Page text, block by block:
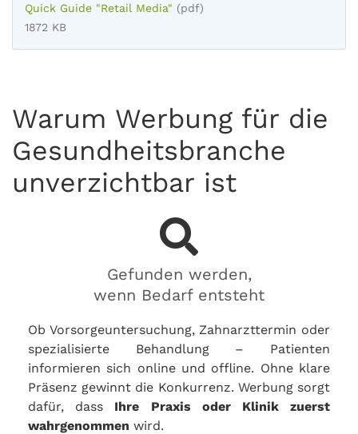
Quick Guide "Retail Media" (pdf)
1872 KB
Warum Werbung für die
Gesundheitsbranche
unverzichtbar ist
Gefunden werden,
wenn Bedarf entsteht
Ob Vorsorgeuntersuchung, Zahnarzttermin oder
spezialisierte Behandlung – Patienten
informieren sich online und offline. Ohne klare
Präsenz gewinnt die Konkurrenz. Werbung sorgt
dafür, dass Ihre Praxis oder Klinik zuerst
wahrgenommen wird.